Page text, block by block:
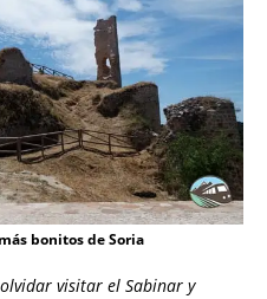
bonitos de Soria
visitar el Sabinar y